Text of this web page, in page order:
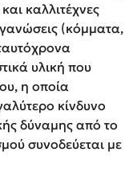
καλλιτέχνες
(κόμματα,
υλική που
η οποία
κίνδυνο
δύναμης από το
συνοδεύεται με